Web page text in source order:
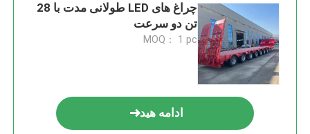
چراغ های LED طولانی مدت با 28
تن دو سرعت
MOQ： 1 pc
ادامه هید